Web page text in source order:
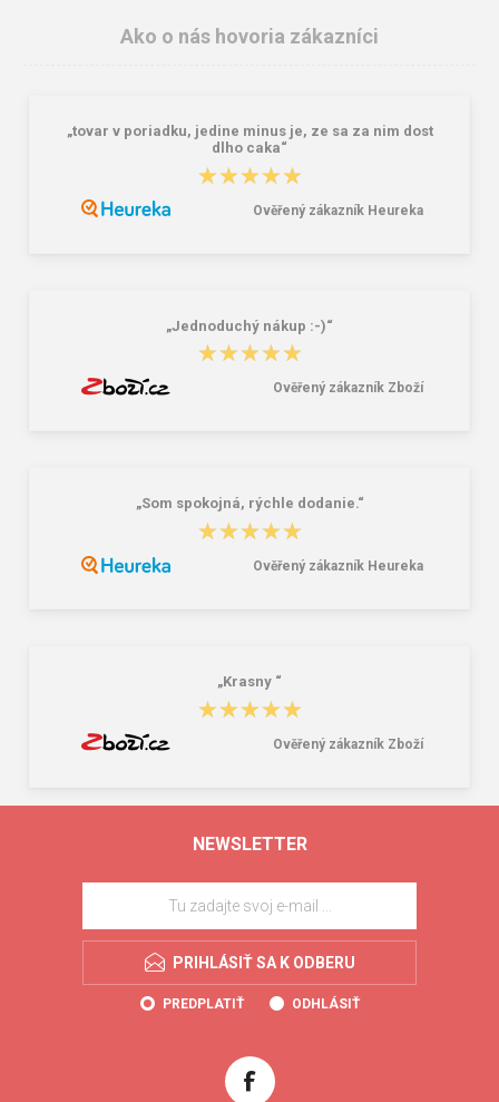
Peňaženka Aeronautica Militare Flag
Bagmaster SUPERNOVA 24 A
Ako o nás hovoria zákazníci
„tovar v poriadku, jedine minus je, ze sa za nim dost
dlho caka“
★★★★★
★★★★★
Ověřený zákazník Heureka
„Jednoduchý nákup :-)“
★★★★★
★★★★★
Ověřený zákazník Zboží
„Som spokojná, rýchle dodanie.“
★★★★★
★★★★★
Ověřený zákazník Heureka
„Krasny “
★★★★★
★★★★★
Ověřený zákazník Zboží
NEWSLETTER
PRIHLÁSIŤ SA K ODBERU
PREDPLATIŤ ODHLÁSIŤ